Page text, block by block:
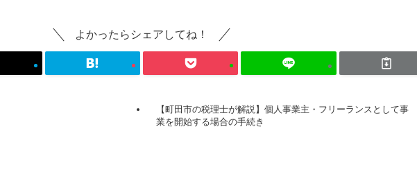
よかったらシェアしてね！
【町田市の税理士が解説】個人事業主・フリーランスとして事
業を開始する場合の手続き